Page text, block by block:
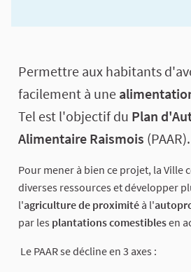
About this process
Permettre aux habitants
facilement à une
Tel est l'objectif du Plan
Alimentaire Raismois (PAAR).
Pour mener à bien ce projet, la Ville
diverses ressources et développer
l'agriculture de proximité à l'
par les plantations comestiblesen
Le PAAR se décline en 3 axes :